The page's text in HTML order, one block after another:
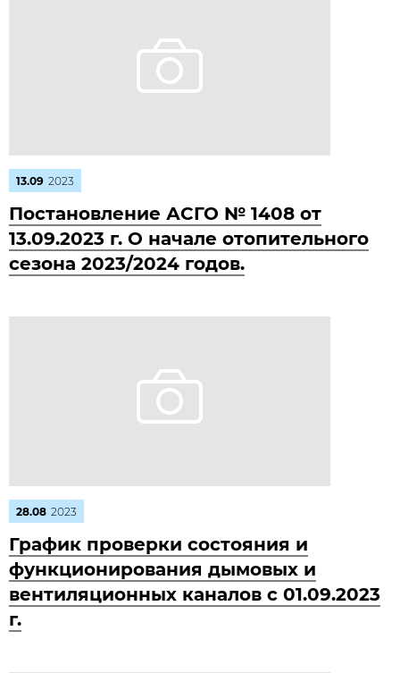
13.09 2023
Постановление АСГО № 1408 от
13.09.2023 г. О начале отопительного
сезона 2023/2024 годов.
28.08 2023
График проверки состояния и
функционирования дымовых и
вентиляционных каналов с 01.09.2023
г.